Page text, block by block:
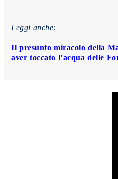
Leggi anche:
Il presunto miracolo della
aver toccato l’acqua delle